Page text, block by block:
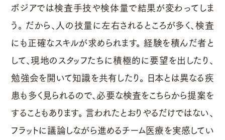
ボジアでは検査手技や検体量で結果が変わってしま
う。 だから、人の技量に左右されるところが多く、検査
にも正確なスキルが求められます。 経験を積んだ者と
して、現地のスタッフたちに積極的に要望を出したり、
勉強会を開いて知識を共有したり。 日本とは異なる疾
患も多く見られるので、必要な検査をこちらから提案を
することもあります。 言われたとおりやるだけではない、
フラットに議論しながら進めるチーム医療を実感してい